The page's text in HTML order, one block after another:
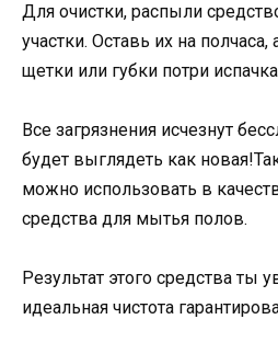
Для очистки, распыли
участки. Оставь их на
щетки или губки потри
Все загрязнения исчезнут
будет выглядеть как
можно использовать в
средства для мытья полов.
Результат этого средства ты
идеальная чистота